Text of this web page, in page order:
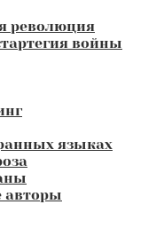
революция
войны
языках
авторы